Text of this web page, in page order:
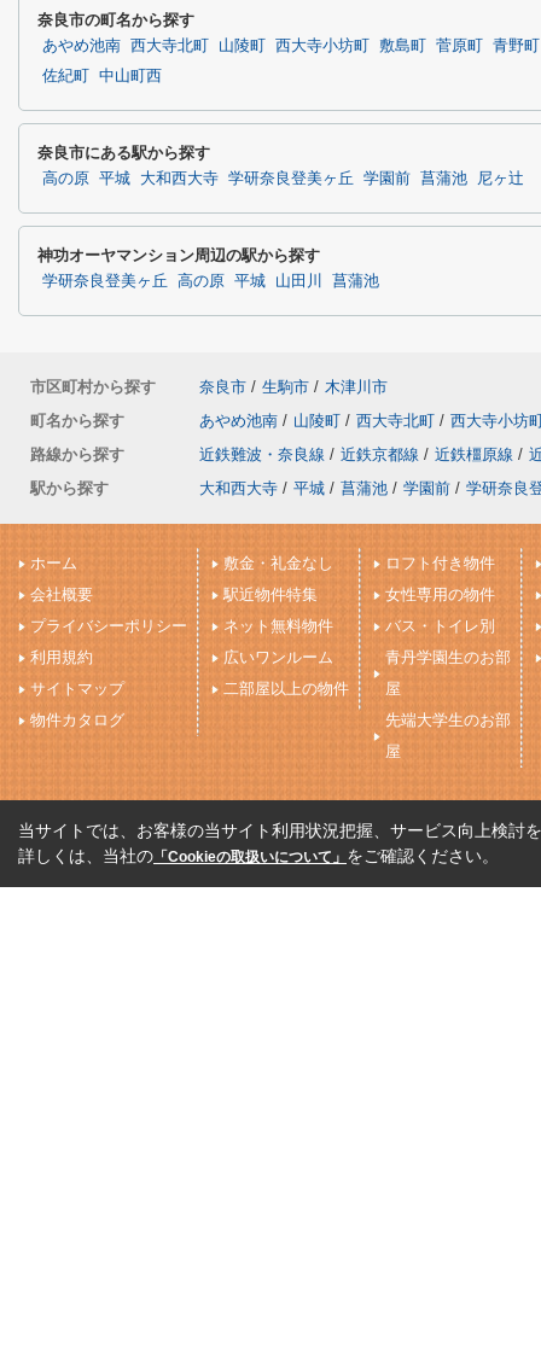
奈良市の町名から探す
あやめ池南 西大寺北町 山陵町 西大寺小坊町 敷島町 菅原町
青野町
佐紀町
中山町西
奈良市にある駅から探す
高の原 平城 大和西大寺 学研奈良登美ヶ丘 学園前 菖蒲池 尼ヶ辻
神功オーヤマンション周辺の駅から探す
学研奈良登美ヶ丘 高の原 平城 山田川 菖蒲池
市区町村から探す 奈良市 / 生駒市 / 木津川市
町名から探す
あやめ池南 / 山陵町 / 西大寺北町 / 西大寺小坊
路線から探す
近鉄難波・奈良線 / 近鉄京都線 / 近鉄橿原線 /
駅から探す
大和西大寺 / 平城 / 菖蒲池 / 学園前 / 学研奈良
ホーム
会社概要
プライバシーポリシー
利用規約
サイトマップ
物件カタログ
敷金・礼金なし
駅近物件特集
ネット無料物件
広いワンルーム
二部屋以上の物件
ロフト付き物件
女性専用の物件
バス・トイレ別
青丹学園生のお部
屋
先端大学生のお部
屋
当サイトでは、お客様の当サイト利用状況把握、サービス向上検討
詳しくは、当社の 「Cookieの取扱いについて」 をご確認ください。